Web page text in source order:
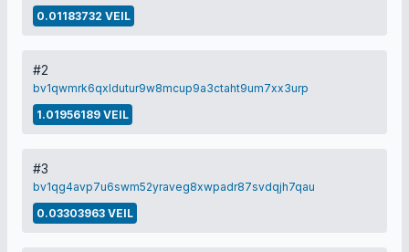
0.01183732 VEIL
#2
bv1qwmrk6qxldutur9w8mcup9a3ctaht9um7xx3urp
1.01956189 VEIL
#3
bv1qg4avp7u6swm52yraveg8xwpadr87svdqjh7qau
0.03303963 VEIL